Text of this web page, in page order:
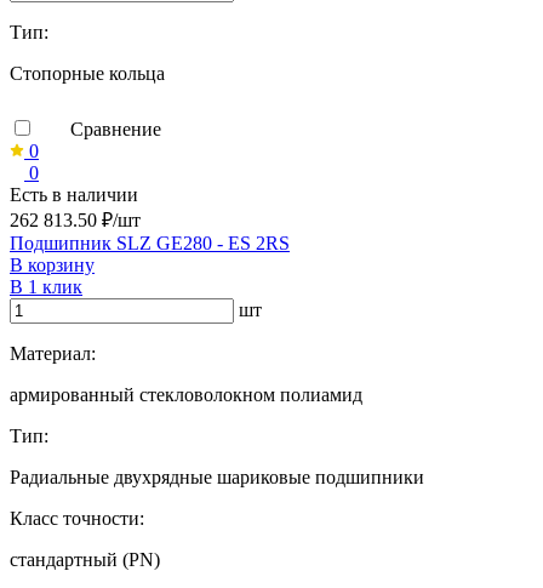
Тип:
Стопорные кольца
Сравнение
0
0
Есть в наличии
262 813.50 ₽/шт
Подшипник SLZ GE280 - ES 2RS
В корзину
В 1 клик
шт
Материал:
армированный стекловолокном полиамид
Тип:
Радиальные двухрядные шариковые подшипники
Класс точности:
стандартный (PN)